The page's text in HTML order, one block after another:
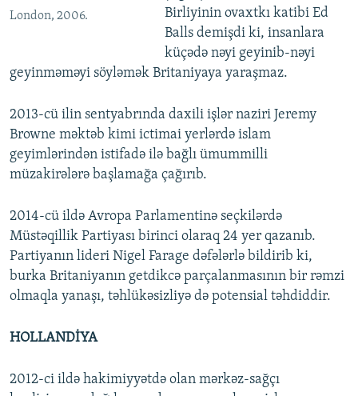
London, 2006.
Birliyinin ovaxtkı katibi Ed
Balls demişdi ki, insanlara
küçədə nəyi geyinib-nəyi
geyinməməyi söyləmək Britaniyaya yaraşmaz.
2013-cü ilin sentyabrında daxili işlər naziri Jeremy
Browne məktəb kimi ictimai yerlərdə islam
geyimlərindən istifadə ilə bağlı ümummilli
müzakirələrə başlamağa çağırıb.
2014-cü ildə Avropa Parlamentinə seçkilərdə
Müstəqillik Partiyası birinci olaraq 24 yer qazanıb.
Partiyanın lideri Nigel Farage dəfələrlə bildirib ki,
burka Britaniyanın getdikcə parçalanmasının bir rəmzi
olmaqla yanaşı, təhlükəsizliyə də potensial təhdiddir.
HOLLANDİYA
2012-ci ildə hakimiyyətdə olan mərkəz-sağçı